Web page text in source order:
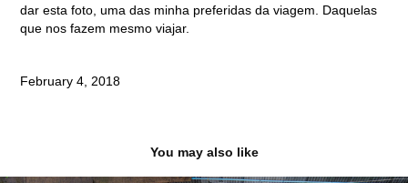
dar esta foto, uma das minha preferidas da viagem. Daquelas
que nos fazem mesmo viajar.
February 4, 2018
You may also like